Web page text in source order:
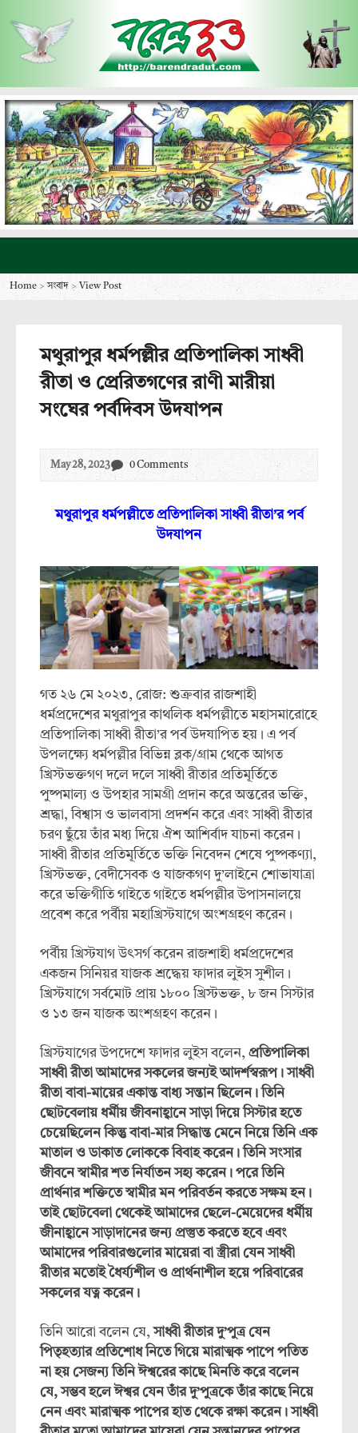
Home > সংবাদ >View Post
মথুরাপুর ধর্মপল্লীর প্রতিপালিকা সাধ্বী
রীতা ও প্রেরিতগণের রাণী মারীয়া
সংঘের পর্বদিবস উদযাপন
May 28, 2023 0 Comments
মথুরাপুর ধর্মপল্লীতে প্রতিপালিকা সাধ্বী রীতা’র পর্ব
উদযাপন
গত ২৬ মে ২০২৩, রোজ: শুক্রবার রাজশাহী
ধর্মপ্রদেশের মথুরাপুর কাথলিক ধর্মপল্লীতে মহাসমারোহে
প্রতিপালিকা সাধ্বী রীতা’র পর্ব উদযাপিত হয়। এ পর্ব
উপলক্ষ্যে ধর্মপল্লীর বিভিন্ন ব্লক/গ্রাম থেকে আগত
খ্রিস্টভক্তগণ দলে দলে সাধ্বী রীতার প্রতিমূর্তিতে
পুষ্পমাল্য ও উপহার সামগ্রী প্রদান করে অন্তরের ভক্তি,
শ্রদ্ধা, বিশ্বাস ও ভালবাসা প্রদর্শন করে এবং সাধ্বী রীতার
চরণ ছুঁয়ে তাঁর মধ্য দিয়ে ঐশ আশির্বাদ যাচনা করেন।
সাধ্বী রীতার প্রতিমূর্তিতে ভক্তি নিবেদন শেষে পুষ্পকণ্যা,
খ্রিস্টভক্ত, বেদীসেবক ও যাজকগণ দু’লাইনে শোভাযাত্রা
করে ভক্তিগীতি গাইতে গাইতে ধর্মপল্লীর উপাসনালয়ে
প্রবেশ করে পর্বীয় মহাখ্রিস্টযাগে অংশগ্রহণ করেন।
পর্বীয় খ্রিস্টযাগ উৎসর্গ করেন রাজশাহী ধর্মপ্রদেশের
একজন সিনিয়র যাজক শ্রদ্ধেয় ফাদার লুইস সুশীল।
খ্রিস্টযাগে সর্বমোট প্রায় ১৮০০ খ্রিস্টভক্ত, ৮ জন সিস্টার
ও ১৩ জন যাজক অংশগ্রহণ করেন।
খ্রিস্টযাগের উপদেশে ফাদার লুইস বলেন, প্রতিপালিকা
সাধ্বী রীতা আমাদের সকলের জন্যই আদর্শস্বরূপ। সাধ্বী
রীতা বাবা-মায়ের একান্ত বাধ্য সন্তান ছিলেন। তিনি
ছোটবেলায় ধর্মীয় জীবনাহ্বানে সাড়া দিয়ে সিস্টার হতে
চেয়েছিলেন কিন্তু বাবা-মার সিদ্ধান্ত মেনে নিয়ে তিনি এক
মাতাল ও ডাকাত লোককে বিবাহ করেন। তিনি সংসার
জীবনে স্বামীর শত নির্যাতন সহ্য করেন। পরে তিনি
প্রার্থনার শক্তিতে স্বামীর মন পরিবর্তন করতে সক্ষম হন।
তাই ছোটবেলা থেকেই আমাদের ছেলে-মেয়েদের ধর্মীয়
জীনাহ্বানে সাড়াদানের জন্য প্রস্তুত করতে হবে এবং
আমাদের পরিবারগুলোর মায়েরা বা স্ত্রীরা যেন সাধ্বী
রীতার মতোই ধৈর্য্যশীল ও প্রার্থনাশীল হয়ে পরিবারের
সকলের যত্ন করেন।
তিনি আরো বলেন যে,সাধ্বী রীতার দু’পুত্র যেন
পিতৃহত্যার প্রতিশোধ নিতে গিয়ে মারাত্মক পাপে পতিত
না হয় সেজন্য তিনি ঈশ্বরের কাছে মিনতি করে বলেন
যে, সম্ভব হলে ঈশ্বর যেন তাঁর দু’পুত্রকে তাঁর কাছে নিয়ে
নেন এবং মারাত্মক পাপের হাত থেকে রক্ষা করেন। সাধ্বী